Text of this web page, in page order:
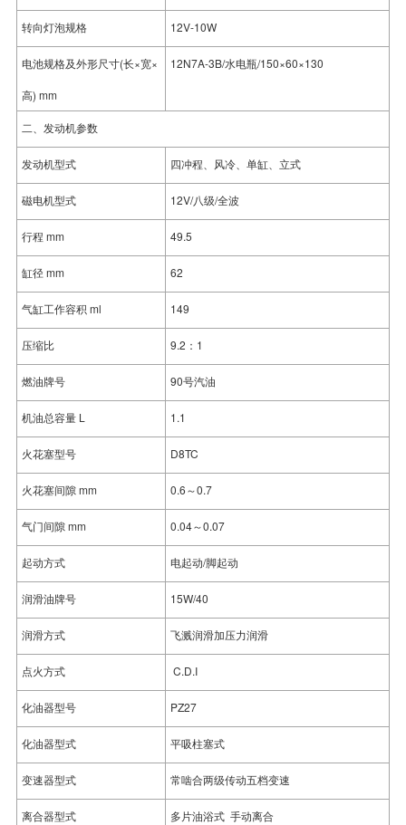
转向灯泡规格 12V-10W
电池规格及外形尺寸(长×宽×
高) mm
12N7A-3B/水电瓶/150×60×130
二、发动机参数
发动机型式 四冲程、风冷、单缸、立式
磁电机型式 12V/八级/全波
行程 mm 49.5
缸径 mm 62
气缸工作容积 ml 149
压缩比 9.2：1
燃油牌号 90号汽油
机油总容量 L 1.1
火花塞型号 D8TC
火花塞间隙 mm 0.6～0.7
气门间隙 mm 0.04～0.07
起动方式 电起动/脚起动
润滑油牌号 15W/40
润滑方式 飞溅润滑加压力润滑
点火方式 C.D.I
化油器型号 PZ27
化油器型式 平吸柱塞式
变速器型式 常啮合两级传动五档变速
离合器型式 多片油浴式 手动离合